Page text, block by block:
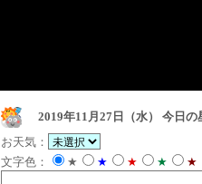
2019年11月27日（水）
今日
お天気：
文字色：
★ ★ ★ ★ ★